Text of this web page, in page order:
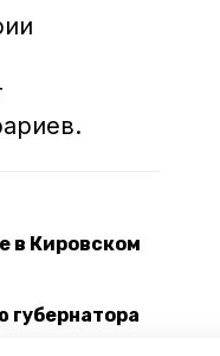
в Кировском
губернатора